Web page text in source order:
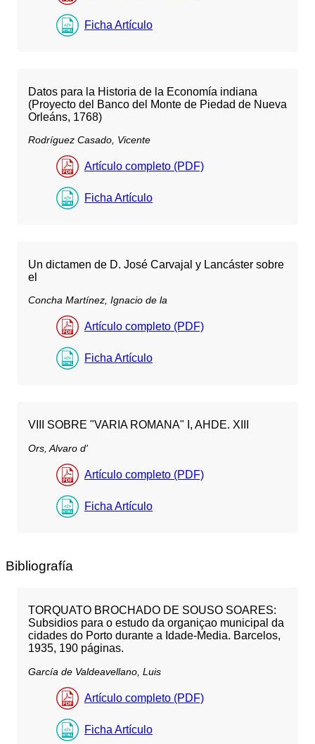
Ficha Artículo
Datos para la Historia de la Economía indiana
(Proyecto del Banco del Monte de Piedad de Nueva
Orleáns, 1768)
Rodríguez Casado, Vicente
Artículo completo (PDF)
Ficha Artículo
Un dictamen de D. José Carvajal y Lancáster sobre
el
Concha Martínez, Ignacio de la
Artículo completo (PDF)
Ficha Artículo
VIII SOBRE "VARIA ROMANA" I, AHDE. XIII
Ors, Alvaro d'
Artículo completo (PDF)
Ficha Artículo
Bibliografía
TORQUATO BROCHADO DE SOUSO SOARES:
Subsidios para o estudo da organiçao municipal da
cidades do Porto durante a Idade-Media. Barcelos,
1935, 190 páginas.
García de Valdeavellano, Luis
Artículo completo (PDF)
Ficha Artículo